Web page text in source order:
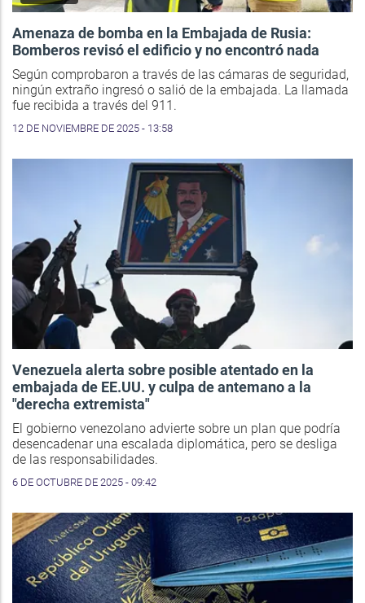
Amenaza de bomba en la Embajada de Rusia:
Bomberos revisó el edificio y no encontró nada
Según comprobaron a través de las cámaras de seguridad,
ningún extraño ingresó o salió de la embajada. La llamada
fue recibida a través del 911.
12 DE NOVIEMBRE DE 2025 - 13:58
Venezuela alerta sobre posible atentado en la
embajada de EE.UU. y culpa de antemano a la
"derecha extremista"
El gobierno venezolano advierte sobre un plan que podría
desencadenar una escalada diplomática, pero se desliga
de las responsabilidades.
6 DE OCTUBRE DE 2025 - 09:42